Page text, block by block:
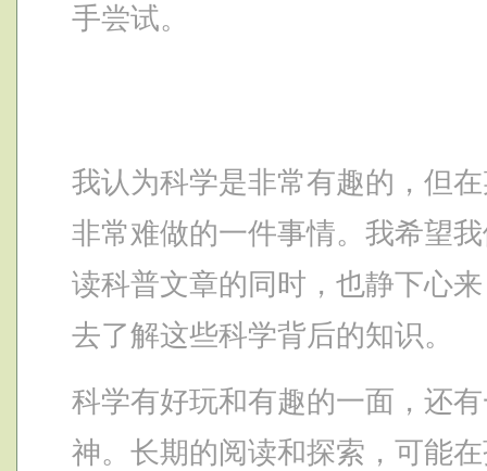
手尝试。
我认为科学是非常有趣的，但
非常难做的一件事情。我希望
读科普文章的同时，也静下心
去了解这些科学背后的知识。
科学有好玩和有趣的一面，还
神。长期的阅读和探索，可能